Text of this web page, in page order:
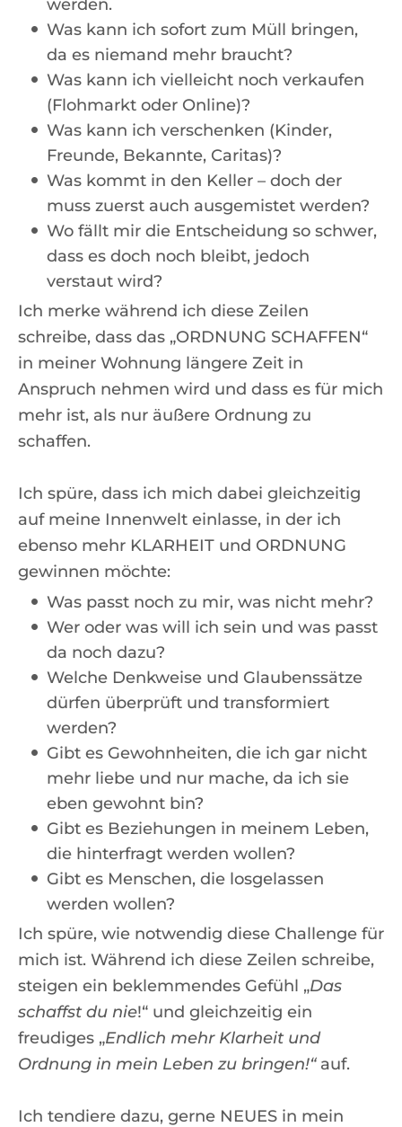
werden.
Was kann ich sofort zum Müll bringen,
da es niemand mehr braucht?
Was kann ich vielleicht noch verkaufen
(Flohmarkt oder Online)?
Was kann ich verschenken (Kinder,
Freunde, Bekannte, Caritas)?
Was kommt in den Keller – doch der
muss zuerst auch ausgemistet werden?
Wo fällt mir die Entscheidung so schwer,
dass es doch noch bleibt, jedoch
verstaut wird?
Ich merke während ich diese Zeilen
schreibe, dass das „ORDNUNG SCHAFFEN“
in meiner Wohnung längere Zeit in
Anspruch nehmen wird und dass es für mich
mehr ist, als nur äußere Ordnung zu
schaffen.
Ich spüre, dass ich mich dabei gleichzeitig
auf meine Innenwelt einlasse, in der ich
ebenso mehr KLARHEIT und ORDNUNG
gewinnen möchte:
Was passt noch zu mir, was nicht mehr?
Wer oder was will ich sein und was passt
da noch dazu?
Welche Denkweise und Glaubenssätze
dürfen überprüft und transformiert
werden?
Gibt es Gewohnheiten, die ich gar nicht
mehr liebe und nur mache, da ich sie
eben gewohnt bin?
Gibt es Beziehungen in meinem Leben,
die hinterfragt werden wollen?
Gibt es Menschen, die losgelassen
werden wollen?
Ich spüre, wie notwendig diese Challenge für
mich ist. Während ich diese Zeilen schreibe,
steigen ein beklemmendes Gefühl „Das
schaffst du nie!“ und gleichzeitig ein
freudiges „Endlich mehr Klarheit und
Ordnung in mein Leben zu bringen!“auf.
Ich tendiere dazu, gerne NEUES in mein